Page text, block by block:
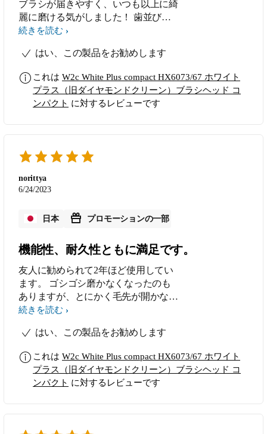
ブラシが届きやすく、いつも以上に綺
麗に磨ける気がしました！ 歯並びが
悪いため磨きにくい箇所が元々多い私
続きを読む
はい、この製品をお勧めします
これは W2c White Plus compact HX6073/67 ホワイト
プラス（旧ダイヤモンドクリーン）ブラシヘッド コ
ンパクト に対するレビューです
norittya
6/24/2023
日本 プロモーションの一部
機能性、耐久性ともに満足です。
友人に勧められて2年ほど使用してい
ます。 ゴシゴシ磨かなくなったのも
ありますが、とにかく毛先が開かない
ので持ちがいいです。本体からのアラ
このシリーズを使い出してから虫歯が
ていると褒められます。 大きいサイ
ズを使っている夫も、気に入っている
そうです。
続きを読む
はい、この製品をお勧めします
これは W2c White Plus compact HX6073/67 ホワイト
プラス（旧ダイヤモンドクリーン）ブラシヘッド コ
ンパクト に対するレビューです